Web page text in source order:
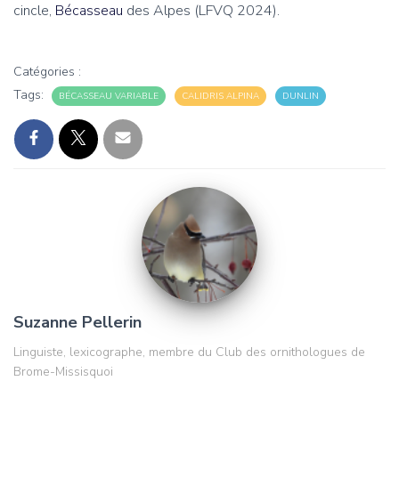
cincle, Bécasseau des Alpes (LFVQ 2024).
Catégories :
Tags:
BÉCASSEAU VARIABLE CALIDRIS ALPINA DUNLIN
Suzanne Pellerin
Linguiste, lexicographe, membre du Club des ornithologues de
Brome-Missisquoi